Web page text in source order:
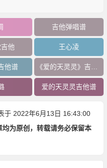
吉他弹唱谱
他 王心凌
他谱
爱的天灵灵吉他谱
于 2022年6月13日 16:43:00
为原创，转载请务必保留本